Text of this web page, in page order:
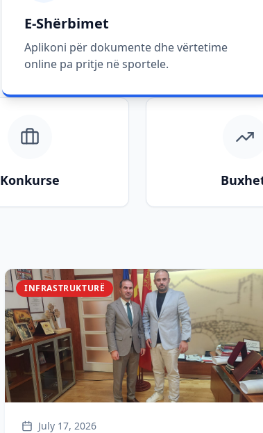
E-Shërbimet
Aplikoni për dokumente dhe vërtetime
online pa pritje në sportele.
Konkurse
INFRASTRUKTURË
July 17, 2026